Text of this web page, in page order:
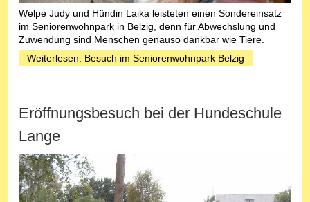
Welpe Judy und Hündin Laika leisteten einen Sondereinsatz
im Seniorenwohnpark in Belzig, denn für Abwechslung und
Zuwendung sind Menschen genauso dankbar wie Tiere.
Weiterlesen: Besuch im Seniorenwohnpark Belzig
Eröffnungsbesuch bei der Hundeschule
Lange